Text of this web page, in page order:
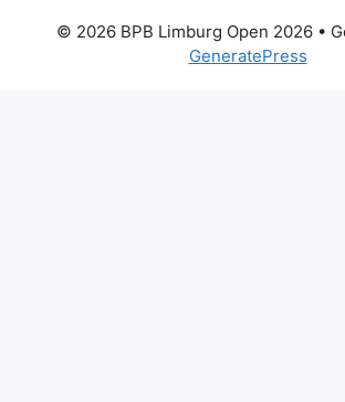
© 2026 BPB Limburg Open 2026•
GeneratePress